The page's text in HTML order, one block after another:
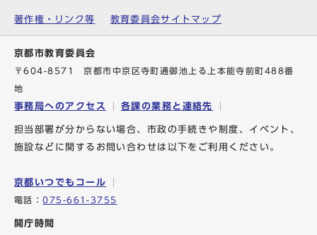
著作権・リンク等 教育委員会サイトマップ
京都市教育委員会
〒604-8571 京都市中京区寺町通御池上る上本能寺前町488番
地
事務局へのアクセス 各課の業務と連絡先
担当部署が分からない場合、市政の手続きや制度、イベント、
施設などに関するお問い合わせは以下をご利用ください。
京都いつでもコール
電話：075-661-3755
開庁時間